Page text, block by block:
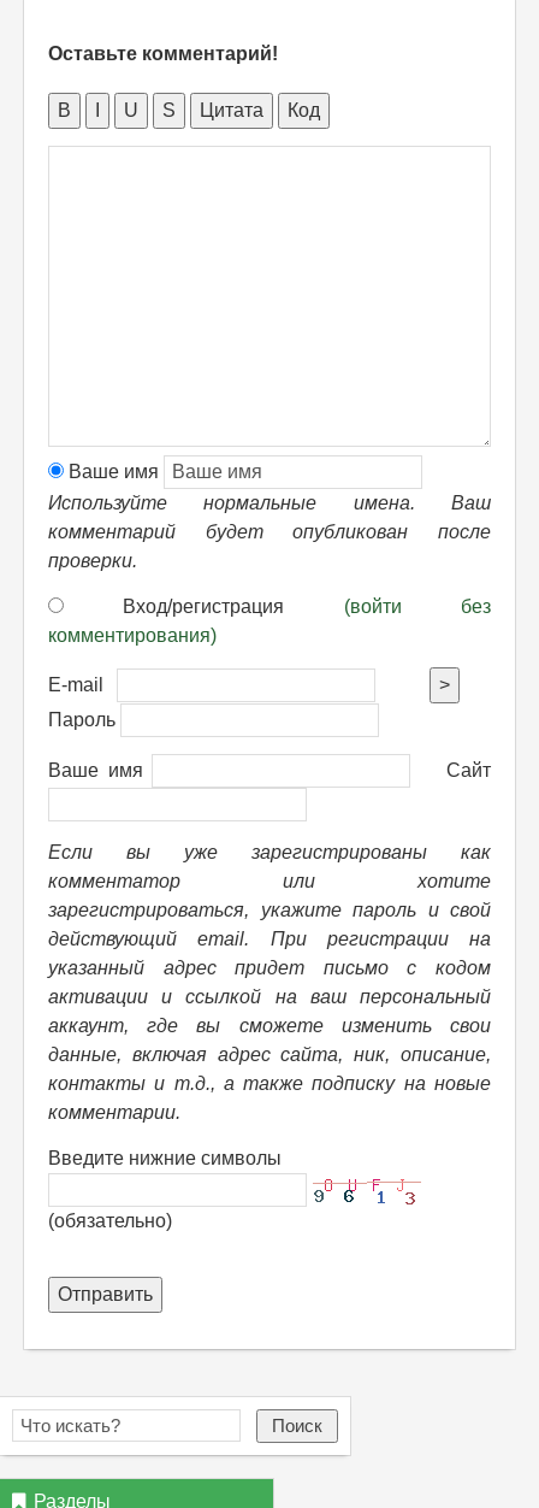
Оставьте комментарий!
B U S Цитата Код
Ваше имя
Используйте нормальные имена. Ваш
комментарий будет опубликован после
проверки.
Вход/регистрация (войти без
комментирования)
E-mail
>
Пароль
Ваше имя Сайт
Если вы уже зарегистрированы как
комментатор или хотите
зарегистрироваться, укажите пароль и свой
действующий email. При регистрации на
указанный адрес придет письмо с кодом
активации и ссылкой на ваш персональный
аккаунт, где вы сможете изменить свои
данные, включая адрес сайта, ник, описание,
контакты и т.д., а также подписку на новые
комментарии.
Введите нижние символы
(обязательно)
Отправить
Поиск
Разделы